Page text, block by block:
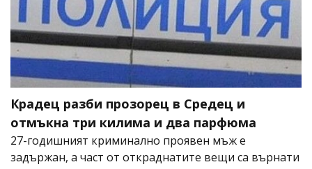
Крадец разби прозорец в Средец и
отмъкна три килима и два парфюма
27-годишният криминално проявен мъж е
задържан, а част от откраднатите вещи са върнати